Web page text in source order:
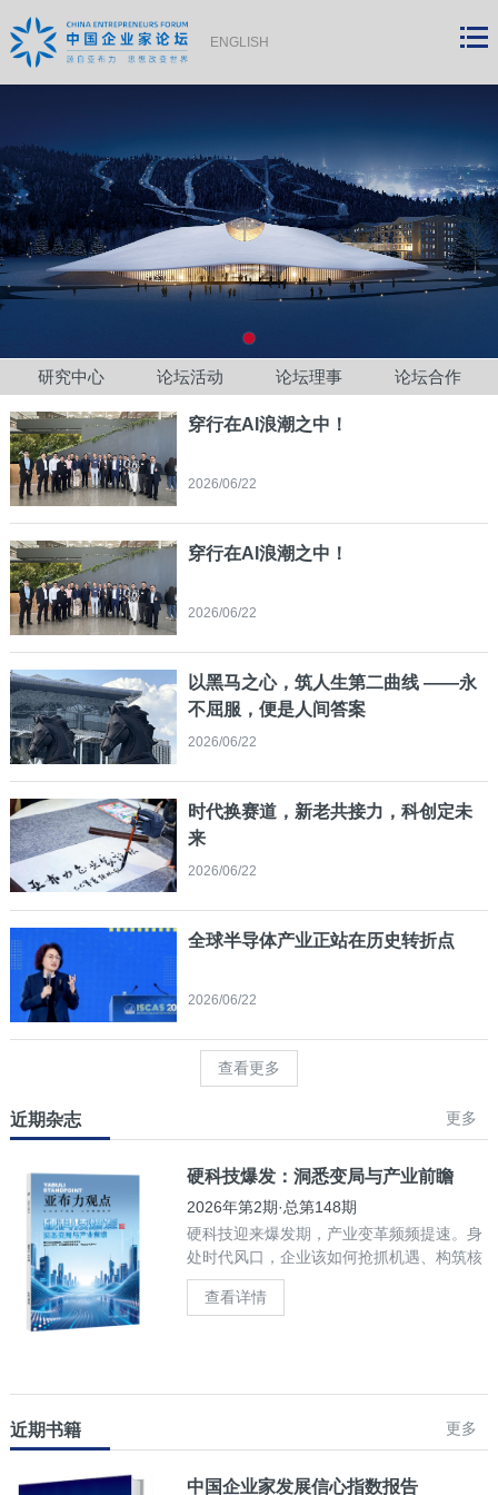
ENGLISH
研究中心 论坛活动 论坛理事 论坛合作
穿行在AI浪潮之中！
2026/06/22
穿行在AI浪潮之中！
2026/06/22
以黑马之心，筑人生第二曲线 ——永
不屈服，便是人间答案
2026/06/22
时代换赛道，新老共接力，科创定未
来
2026/06/22
全球半导体产业正站在历史转折点
2026/06/22
查看更多
近期杂志 更多
硬科技爆发：洞悉变局与产业前瞻
2026年第2期·总第148期
硬科技迎来爆发期，产业变革频频提速。身
处时代风口，企业该如何抢抓机遇、构筑核
心竞争力？
查看详情
近期书籍 更多
中国企业家发展信心指数报告